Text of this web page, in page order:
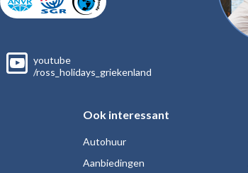
youtube
/ross_holidays_griekenland
Ook interessant
Autohuur
Aanbiedingen